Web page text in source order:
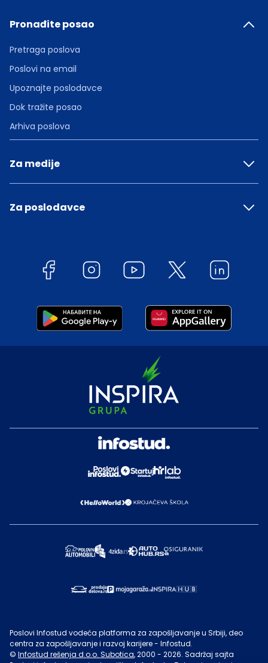
Pronađite posao
Pretraga poslova
Poslovi na email
Upoznajte poslodavce
Dok tražite posao
Arhiva poslova
Za medije
Za poslodavce
Poslovi Infostud vodeća platforma za zapošljavanje u Srbiji, deo
centra za zapošljavanje i razvoj karijere - Infostud.
© Infostud rešenja d.o.o. Subotica, 2000 - 2026. Sadržaj sajta